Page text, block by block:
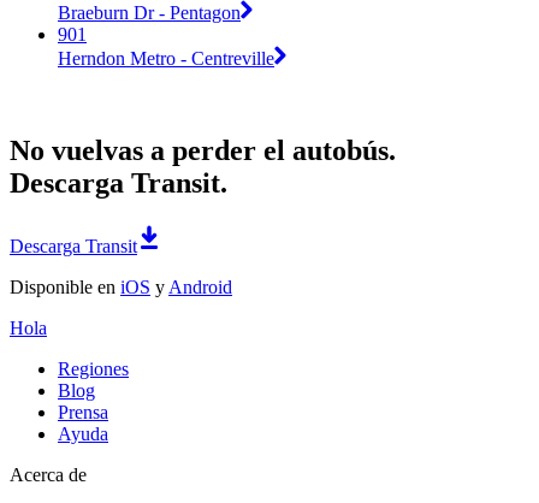
Braeburn Dr - Pentagon
901
Herndon Metro - Centreville
No vuelvas a perder el autobús.
Descarga Transit.
Descarga Transit
Disponible en iOS y Android
Hola
Regiones
Blog
Prensa
Ayuda
Acerca de